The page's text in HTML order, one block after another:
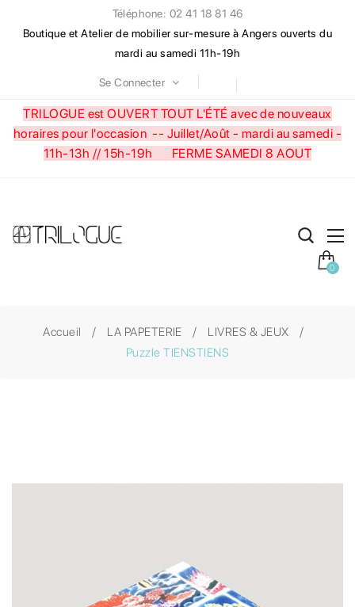
Téléphone: 02 41 18 81 46
Boutique et Atelier de mobilier sur-mesure à Angers ouverts du
mardi au samedi 11h-19h
Se Connecter
TRILOGUE est OUVERT TOUT L'ÉTÉ avec de nouveaux
horaires pour l'occasion -- Juillet/Août - mardi au samedi -
11h-13h // 15h-19h FERME SAMEDI 8 AOUT
0
Accueil LA PAPETERIE
LIVRES & JEUX
Puzzle TIENSTIENS